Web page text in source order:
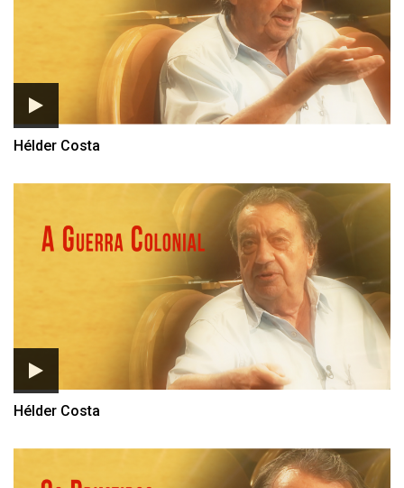
Hélder Costa
Hélder Costa